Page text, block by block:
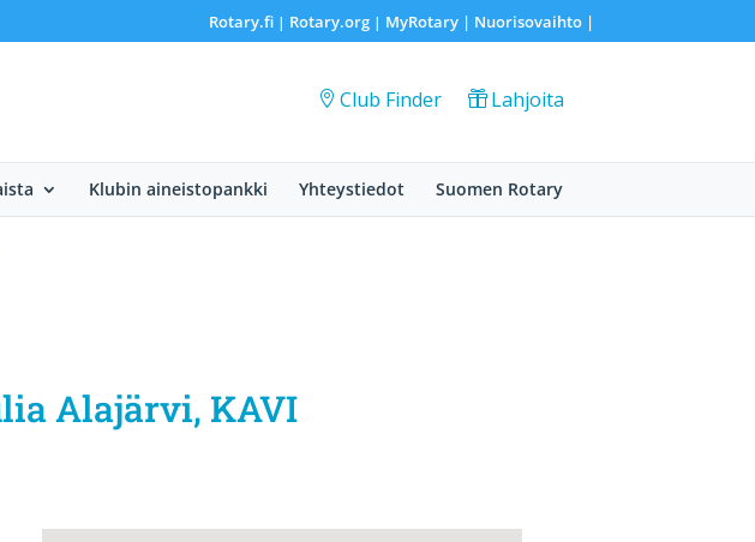
Rotary.fi| Rotary.org| MyRotary | Nuorisovaihto|
Club Finder Lahjoita
Klubin aineistopankki Yhteystiedot Suomen Rotary
Alajärvi, KAVI